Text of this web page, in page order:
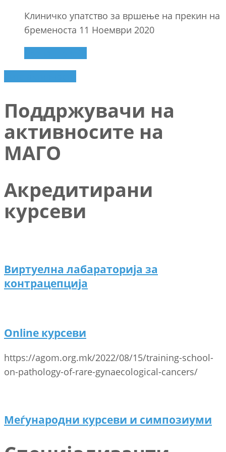
Клиничко упатство за вршење на прекин на
бременоста 11 Ноември 2020
Поддржувачи на
активносите на
МАГО
Акредитирани
курсеви
Виртуелна лабараторија за
контрацепција
Online курсеви
https://agom.org.mk/2022/08/15/training-school-
on-pathology-of-rare-gynaecological-cancers/
Меѓународни курсеви и симпозиуми